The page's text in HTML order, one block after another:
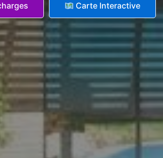
Carte Interactive